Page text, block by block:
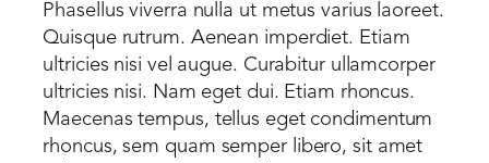
Phasellus viverra nulla ut metus varius laoreet.
Quisque rutrum. Aenean imperdiet. Etiam
ultricies nisi vel augue. Curabitur ullamcorper
ultricies nisi. Nam eget dui. Etiam rhoncus.
Maecenas tempus, tellus eget condimentum
rhoncus, sem quam semper libero, sit amet